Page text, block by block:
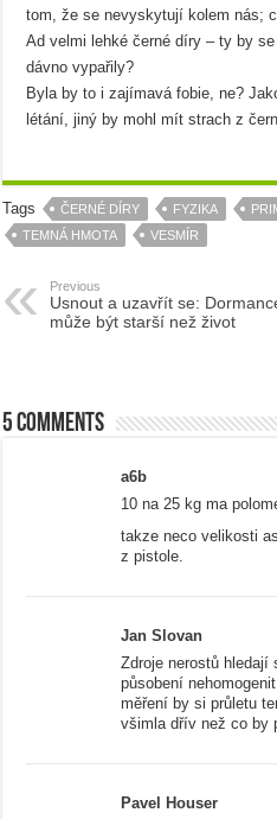
tom, že se nevyskytují kolem nás;
Ad velmi lehké černé díry – ty by
dávno vypařily?
Byla by to i zajímavá fobie, ne?
létání, jiný by mohl mít strach z
Tags ČERNÉ DÍRY FYZIKA
TEMNÁ HMOTA
VESMÍR
Previous
Usnout a uzavřít se:
může být starší než život
5 comments
a6b
10 na 25 kg ma
takze neco velikosti
z pistole.
Jan Slovan
Zdroje nerostů
působení
měření by si průletu
všimla dřív než co by
Pavel Houser